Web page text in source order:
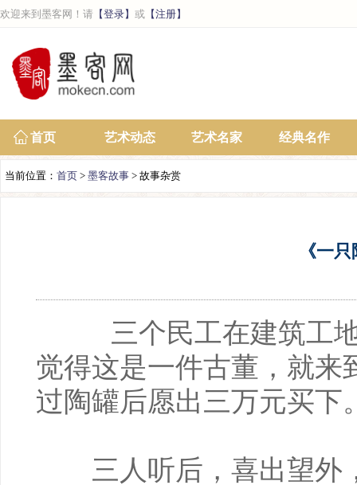
欢迎来到墨客网！请 【登录】 或 【注册】
首页 艺术动态 艺术名家 经典名作
当前位置： 首页 > 墨客故事 > 故事杂赏
《一
三个民工在建筑工地
觉得这是一件古董，就来
过陶罐后愿出三万元买下
三人听后，喜出望外